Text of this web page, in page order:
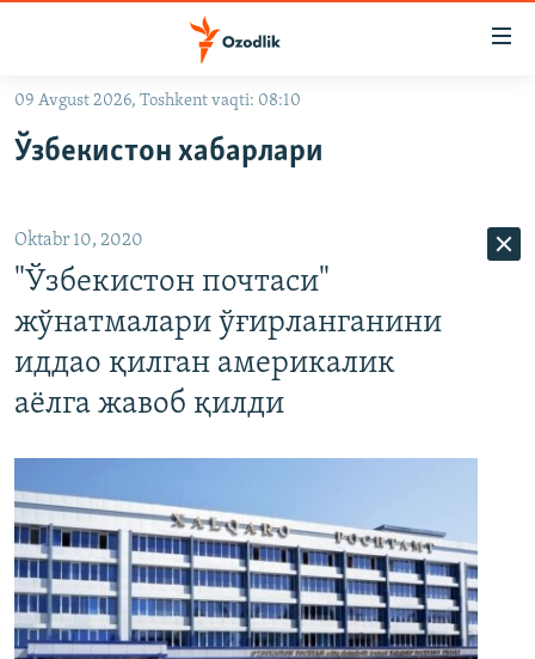
Асосий
Қидиришга
ўтинг
OZODLIK SURISHTIRUVLARI
На русском
ИЖТИМОИЙ ТАРМОҚЛАР
Озодлик бошқа тилларда
09 Avgust 2026, Toshkent vaqti: 08:10
Ўзбекистон хабарлари
Oktabr 10, 2020
"Ўзбекистон почтаси"
жўнатмалари ўғирланганини
иддао қилган америкалик
аёлга жавоб қилди